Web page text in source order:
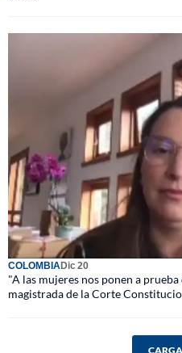
COLOMBIADic 20
"A las mujeres nos ponen a
magistrada de la Corte